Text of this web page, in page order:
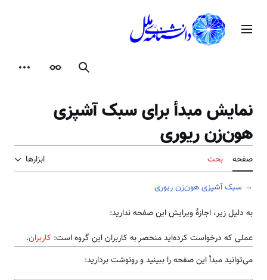
محتوامنوی اصلی
جستجوظاهر
نمایش مبدأ برای سبک آشپزی
هون‌زن ‌ریوری
صفحه بحث ابزارها
→ سبک آشپزی هون‌زن ‌ریوری
به دلیل زیر، اجازهٔ ویرایش این صفحه ندارید:
عملی که درخواست کرده‌اید منحصر به کاربران این گروه است: کاربران.
می‌توانید مبدأ این صفحه را ببینید و رونوشت بردارید: